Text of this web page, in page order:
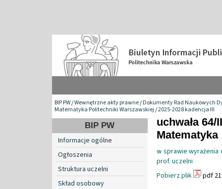
BIP PW/Wewnętrzne akty prawne/Dokumenty Rad Naukowych
Matematyka Politechniki Warszawskiej/2025-2028 kadencja III
BIP PW
Informacje ogólne
Ogłoszenia
Struktura uczelni
Skład osobowy
uchwała
Matematyka
w sprawie wyrażenia
prof. uczelni
Pobierz plik
pdf